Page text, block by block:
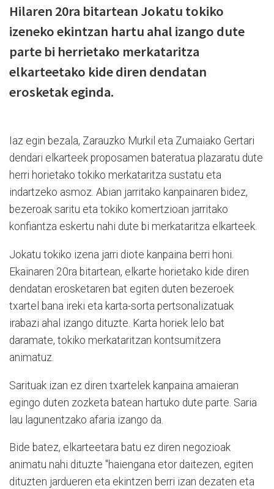
Hilaren 20ra bitartean Jokatu tokiko
izeneko ekintzan hartu ahal izango dute
parte bi herrietako merkataritza
elkarteetako kide diren dendatan
erosketak eginda.
Iaz egin bezala, Zarauzko Murkil eta Zumaiako Gertari
dendari elkarteek proposamen bateratua plazaratu dute
herri horietako tokiko merkataritza sustatu eta
indartzeko asmoz. Abian jarritako kanpainaren bidez,
bezeroak saritu eta tokiko komertzioan jarritako
konfiantza eskertu nahi dute bi merkataritza elkarteek.
Jokatu tokiko izena jarri diote kanpaina berri honi.
Ekainaren 20ra bitartean, elkarte horietako kide diren
dendatan erosketaren bat egiten duten bezeroek
txartel bana ireki eta karta-sorta pertsonalizatuak
irabazi ahal izango dituzte. Karta horiek lelo bat
daramate, tokiko merkataritzan kontsumitzera
animatuz.
Sarituak izan ez diren txartelek kanpaina amaieran
egingo duten zozketa batean hartuko dute parte. Saria
lau lagunentzako afaria izango da.
Bide batez, elkarteetara batu ez diren negozioak
animatu nahi dituzte "haiengana etor daitezen, egiten
dituzten jardueren eta ekintzen berri izan dezaten eta